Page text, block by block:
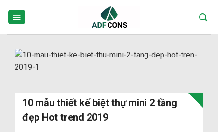
10 mẫu thiết kế biệt thự mini 2 tầng
đẹp Hot trend 2019